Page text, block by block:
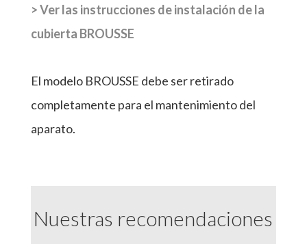
> Ver las instrucciones de instalación de la
cubierta BROUSSE
El modelo BROUSSE debe ser retirado
completamente para el mantenimiento del
aparato.
Nuestras recomendaciones